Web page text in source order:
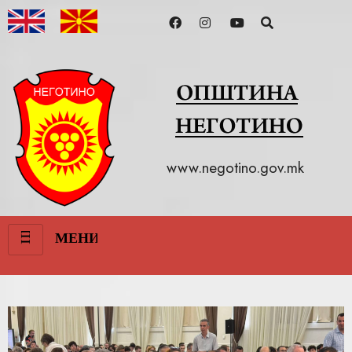
www.negotino.gov.mk
МЕНИ
III